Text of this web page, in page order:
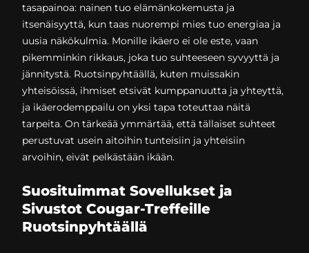
tasapainoa: nainen tuo elämänkokemusta ja
itsenäisyyttä, kun taas nuorempi mies tuo energiaa ja
uusia näkökulmia. Monille ikäero ei ole este, vaan
pikemminkin rikkaus, joka tuo suhteeseen syvyyttä ja
jännitystä. Ruotsinpyhtäällä, kuten muissakin
yhteisöissä, ihmiset etsivät kumppanuutta ja yhteyttä,
ja ikäerodemppailu on yksi tapa toteuttaa näitä
tarpeita. On tärkeää ymmärtää, että tällaiset suhteet
perustuvat usein aitoihin tunteisiin ja yhteisiin
arvoihin, eivät pelkästään ikään.
Suosituimmat Sovellukset ja
Sivustot Cougar-Treffeille
Ruotsinpyhtäällä